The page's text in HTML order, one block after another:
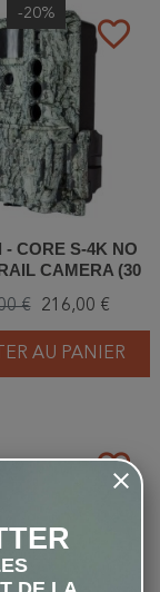
favorite_border
-20%
CORE S-4K NO
CAMERA (30
€ 216,00 €
AU PANIER
favorite_border